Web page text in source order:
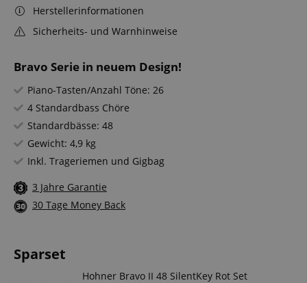
Bravo Serie in neuem Design!
Piano-Tasten/Anzahl Töne: 26
4 Standardbass Chöre
Standardbässe: 48
Gewicht: 4,9 kg
Inkl. Trageriemen und Gigbag
3 Jahre Garantie
30 Tage Money Back
Herstellerinformationen
Sicherheits- und Warnhinweise
Sparset
Hohner Bravo II 48 SilentKey Rot Set